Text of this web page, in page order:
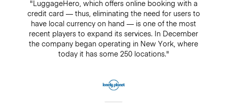
"LuggageHero, which offers online booking with a
credit card — thus, eliminating the need for users to
have local currency on hand — is one of the most
recent players to expand its services. In December
the company began operating in New York, where
today it has some 250 locations."